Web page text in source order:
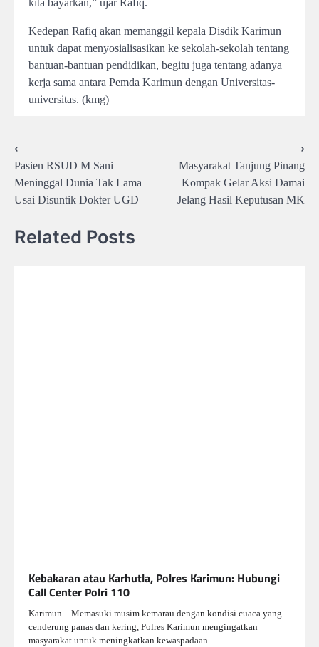
kita bayarkan,” ujar Rafiq.
Kedepan Rafiq akan memanggil kepala Disdik Karimun
untuk dapat menyosialisasikan ke sekolah-sekolah tentang
bantuan-bantuan pendidikan, begitu juga tentang adanya
kerja sama antara Pemda Karimun dengan Universitas-
universitas. (kmg)
Post
navigation
⟵
Pasien RSUD M Sani
Meninggal Dunia Tak Lama
Usai Disuntik Dokter UGD
Masyarakat Tanjung Pinang
Kompak Gelar Aksi Damai
Jelang Hasil Keputusan MK
⟶
Related Posts
Kebakaran atau Karhutla, Polres Karimun: Hubungi
Call Center Polri 110
Karimun – Memasuki musim kemarau dengan kondisi cuaca yang
cenderung panas dan kering, Polres Karimun mengingatkan
masyarakat untuk meningkatkan kewaspadaan…